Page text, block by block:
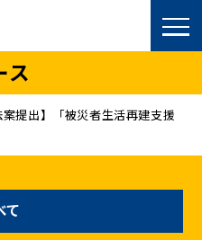
ス
案提出】「被災者生活再建支援
て